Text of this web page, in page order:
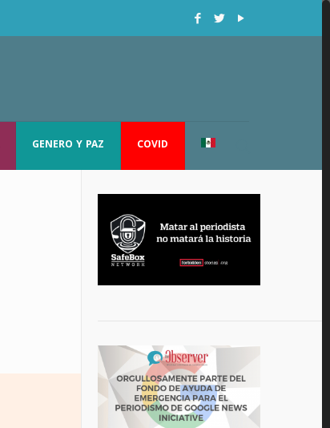
GENERO Y PAZ COVID